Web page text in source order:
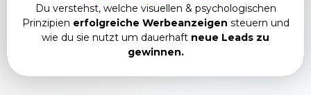
Du verstehst, welche visuellen & psychologischen
Prinzipien erfolgreiche Werbeanzeigen steuern und
wie du sie nutzt um dauerhaft neue Leads zu
gewinnen.